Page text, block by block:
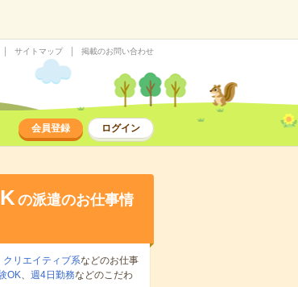
サイトマップ 掲載のお問い合わせ
会員登録 ログイン
の派遣のお仕事情
クリエイティブ系などのお仕事
OK、 週4日勤務などのこだわ